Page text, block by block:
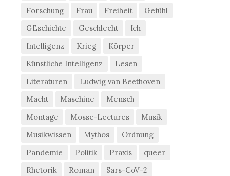
Forschung
Frau Freiheit
Gefühl
GEschichte
Geschlecht
Ich
Intelligenz
Krieg
Körper
Künstliche Intelligenz
Lesen
Literaturen
Ludwig van Beethoven
Macht
Maschine
Mensch
Montage
Mosse-Lectures
Musik
Musikwissen
Mythos
Ordnung
Pandemie
Politik Praxis
queer
Rhetorik
Roman
Sars-CoV-2